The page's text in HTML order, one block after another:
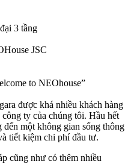
3 tầng
JSC
to NEOhouse”
được khá nhiều khách hàng
ty của chúng tôi. Hầu hết
đến một không gian sống thông
tiết kiệm chi phí đầu tư.
cũng như có thêm nhiều